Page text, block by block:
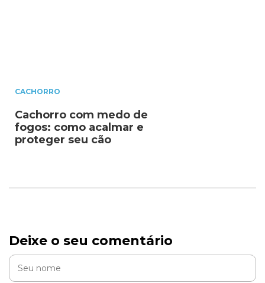
CACHORRO
Cachorro com medo de
fogos: como acalmar e
proteger seu cão
Deixe o seu comentário